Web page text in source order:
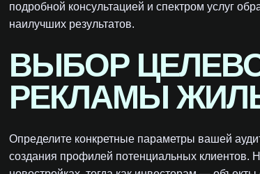
подробной консультацией и спектром услуг
наилучших результатов.
ВЫБОР
РЕКЛАМЫ
Определите конкретные параметры вашей
создания профилей потенциальных